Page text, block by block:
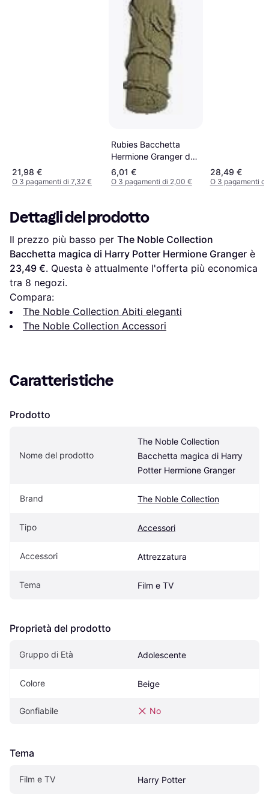
21,98 €
O 3 pagamenti di 7,32 €
Rubies Bacchetta
Hermione Granger da
Harry Potter
6,01 €
O 3 pagamenti di 2,00 €
28,49 €
O 3 pagamenti
Dettagli del prodotto
Il prezzo più basso per The Noble Collection
Bacchetta magica di Harry Potter Hermione Granger
23,49 €. Questa è attualmente l'offerta più economica
tra 8 negozi.
Compara:
The Noble Collection Abiti eleganti
The Noble Collection Accessori
Caratteristiche
Prodotto
Nome del prodotto
The Noble Collection
Bacchetta magica di Harry
Potter Hermione Granger
Brand The Noble Collection
Tipo Accessori
Accessori Attrezzatura
Tema Film e TV
Proprietà del prodotto
Gruppo di Età Adolescente
Colore Beige
Gonfiabile No
Tema
Film e TV Harry Potter